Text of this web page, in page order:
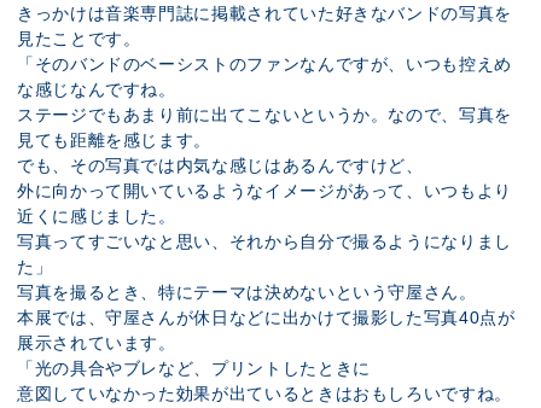
きっかけは音楽専門誌に掲載されていた好きなバンドの写真を
見たことです。
「そのバンドのベーシストのファンなんですが、いつも控えめ
な感じなんですね。
ステージでもあまり前に出てこないというか。なので、写真を
見ても距離を感じます。
でも、その写真では内気な感じはあるんですけど、
外に向かって開いているようなイメージがあって、いつもより
近くに感じました。
写真ってすごいなと思い、それから自分で撮るようになりまし
た」
写真を撮るとき、特にテーマは決めないという守屋さん。
本展では、守屋さんが休日などに出かけて撮影した写真40点が
展示されています。
「光の具合やブレなど、プリントしたときに
意図していなかった効果が出ているときはおもしろいですね。